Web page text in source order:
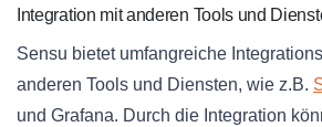
Integration mit anderen Tools und
Sensu bietet umfangreiche
anderen Tools und Diensten, wie z.B.
und Grafana. Durch die Integration